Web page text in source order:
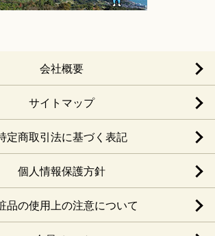
会社概要
サイトマップ
定商取引法に基づく表記
個人情報保護方針
品の使用上の注意について